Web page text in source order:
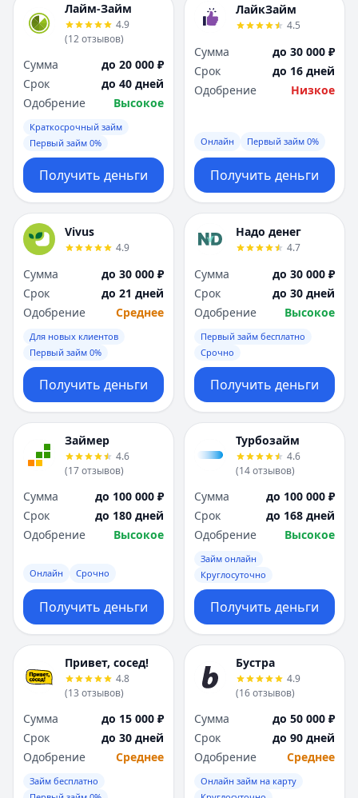
Лайм-Займ
4.9
(12отзывов)
Сумма
до 20 000 ₽
Срок
до 40 дней
Одобрение
Высокое
Краткосрочный займ
Первый займ 0%
Получить деньги
ЛайкЗайм
4.5
Сумма
до 30 000 ₽
Срок
до 16 дней
Одобрение
Низкое
Онлайн Первый займ 0%
Получить деньги
Vivus
4.9
Сумма
до 30 000 ₽
Срок
до 21 дней
Одобрение
Среднее
Для новых клиентов
Первый займ 0%
Получить деньги
Надо денег
4.7
Сумма
до 30 000 ₽
Срок
до 30 дней
Одобрение
Высокое
Первый займ бесплатно
Срочно
Получить деньги
Займер
4.6
(17отзывов)
Сумма
до 100 000 ₽
Срок
до 180 дней
Одобрение
Высокое
Онлайн Срочно
Получить деньги
Турбозайм
4.6
(14отзывов)
Сумма
до 100 000 ₽
Срок
до 168 дней
Одобрение
Высокое
Займ онлайн
Круглосуточно
Получить деньги
Привет, сосед!
4.8
(13 отзывов)
Сумма
до 15 000 ₽
Срок
до 30 дней
Одобрение
Среднее
Займ бесплатно
Бустра
4.9
(16отзывов)
Сумма
до 50 000 ₽
Срок
до 90 дней
Одобрение
Среднее
Онлайн займ на карту